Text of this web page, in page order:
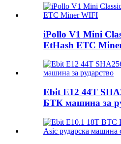
iPollo V1 Mini
EtHash ETC
Ebit E12 44T
БТК машина за